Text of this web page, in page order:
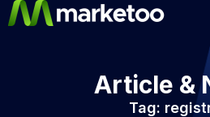
Article &
Tag: